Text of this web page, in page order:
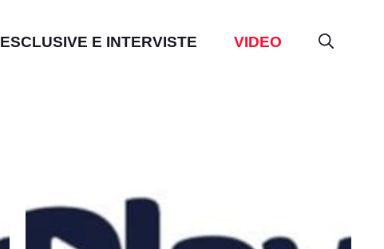
ESCLUSIVE E INTERVISTE VIDEO